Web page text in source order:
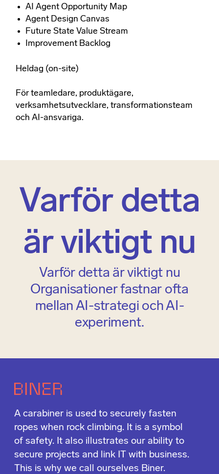
AI Agent Opportunity Map​
Agent Design Canvas​
Future State Value Stream​
Improvement Backlog​
Heldag (on-site)​
För teamledare, produktägare,
verksamhetsutvecklare, transformationsteam
och AI-ansvariga.
Varför detta
är viktigt nu​
Varför detta är viktigt nu​
Organisationer fastnar ofta
mellan AI-strategi och AI-
experiment.​
A carabiner is used to securely fasten
ropes when rock climbing. It is a symbol
of safety. It also illustrates our ability to
secure projects and link IT with business.
This is why we call ourselves Biner.